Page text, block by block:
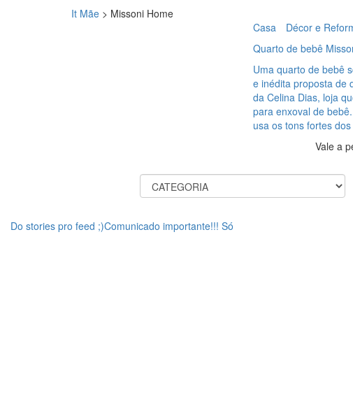
It Mãe > Missoni Home
Casa
Décor e
Quarto de bebê
Uma quarto de bebê
e inédita proposta de
da Celina Dias, loja
para enxoval de
usa os tons fortes
Vale a
Do stories pro feed ;)Comunicado importante!!! Só